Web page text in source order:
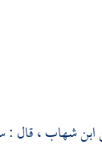
ابن شهاب، قال :